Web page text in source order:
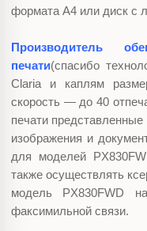
формата А4 или диск с
Производитель
печати(спасибо
Claria и каплям
скорость — до 40
печати
изображения и
для моделей
также осуществлять
модель PX830FWD
факсимильной связи.